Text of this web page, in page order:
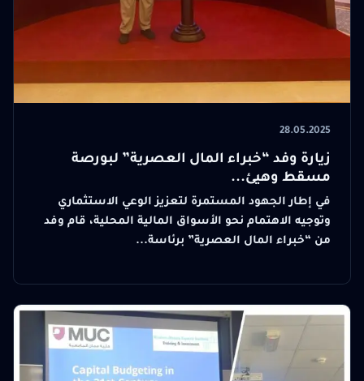
28.05.2025
زيارة وفد “خبراء المال العصرية” لبورصة
مسقط وهيئ...
في إطار الجهود المستمرة لتعزيز الوعي الاستثماري
وتوجيه الاهتمام نحو الأسواق المالية المحلية، قام وفد
من “خبراء المال العصرية” برئاسة...